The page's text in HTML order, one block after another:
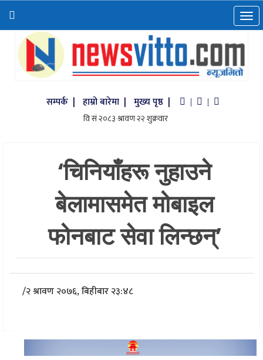
सम्पर्क | हाम्रो बारेमा | मुख्य पृष्ठ | | |
‘चिनियाँहरू नुहाउने
बेलामासमेत मोबाइल
फोनबाट सेवा लिन्छन्’
/२ श्रावण २०७६, बिहीबार २३:४८